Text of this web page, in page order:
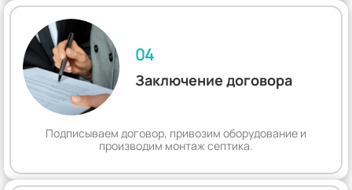
04
Заключение договора
Подписываем договор, привозим оборудование и
производим монтаж септика.